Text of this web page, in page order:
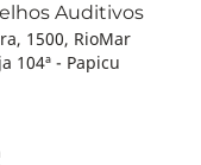
Auditivos
1500, RioMar
104ª - Papicu